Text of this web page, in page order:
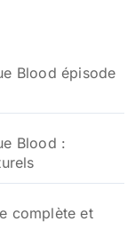
Blood épisode
Blood :
complète et